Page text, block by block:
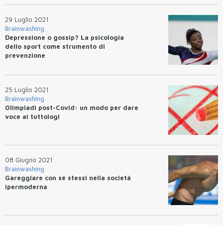
29 Luglio 2021
Brainwashing
Depressione o gossip? La psicologia
dello sport come strumento di
prevenzione
25 Luglio 2021
Brainwashing
Olimpiadi post-Covid: un modo per dare
voce ai tuttologi
08 Giugno 2021
Brainwashing
Gareggiare con sé stessi nella società
ipermoderna